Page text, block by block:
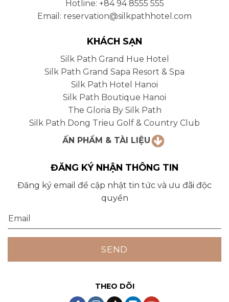
Hotline: +84 94 8555 555
Email: reservation@silkpathhotel.com
KHÁCH SẠN
Silk Path Grand Hue Hotel
Silk Path Grand Sapa Resort & Spa
Silk Path Hotel Hanoi
Silk Path Boutique Hanoi
The Gloria By Silk Path
Silk Path Dong Trieu Golf & Country Club
ẤN PHẨM & TÀI LIỆU
ĐĂNG KÝ NHẬN THÔNG TIN
Đăng ký email để cập nhật tin tức và ưu đãi độc
quyền
THEO DÕI